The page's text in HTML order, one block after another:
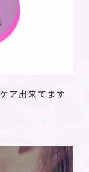
ア出来てます